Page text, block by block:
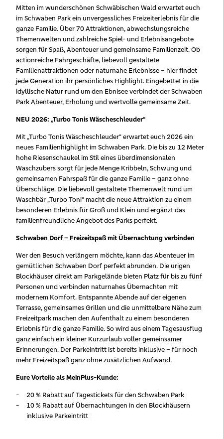
Mitten im wunderschönen Schwäbischen Wald erwartet euch
im Schwaben Park ein unvergessliches Freizeiterlebnis für die
ganze Familie. Über 70 Attraktionen, abwechslungsreiche
Themenwelten und zahlreiche Spiel- und Erlebnisangebote
sorgen für Spaß, Abenteuer und gemeinsame Familienzeit. Ob
actionreiche Fahrgeschäfte, liebevoll gestaltete
Familienattraktionen oder naturnahe Erlebnisse – hier findet
jede Generation ihr persönliches Highlight. Eingebettet in die
idyllische Natur rund um den Ebnisee verbindet der Schwaben
Park Abenteuer, Erholung und wertvolle gemeinsame Zeit.
NEU 2026: „Turbo Tonis Wäscheschleuder“
Mit „Turbo Tonis Wäscheschleuder“ erwartet euch 2026 ein
neues Familienhighlight im Schwaben Park. Die bis zu 12 Meter
hohe Riesenschaukel im Stil eines überdimensionalen
Waschzubers sorgt für jede Menge Kribbeln, Schwung und
gemeinsamen Fahrspaß für die ganze Familie – ganz ohne
Überschläge. Die liebevoll gestaltete Themenwelt rund um
Waschbär „Turbo Toni“ macht die neue Attraktion zu einem
besonderen Erlebnis für Groß und Klein und ergänzt das
familienfreundliche Angebot des Parks perfekt.
Schwaben Dorf – Freizeitspaß mit Übernachtung verbinden
Wer den Besuch verlängern möchte, kann das Abenteuer im
gemütlichen Schwaben Dorf perfekt abrunden. Die urigen
Blockhäuser direkt am Parkgelände bieten Platz für bis zu fünf
Personen und verbinden naturnahes Übernachten mit
modernem Komfort. Entspannte Abende auf der eigenen
Terrasse, gemeinsames Grillen und die unmittelbare Nähe zum
Freizeitpark machen den Aufenthalt zu einem besonderen
Erlebnis für die ganze Familie. So wird aus einem Tagesausflug
ganz einfach ein kleiner Kurzurlaub voller gemeinsamer
Erinnerungen. Der Parkeintritt ist bereits inklusive – für noch
mehr Freizeitspaß ganz ohne zusätzlichen Aufwand.
Eure Vorteile als MeinPlus-Kunde:
20 % Rabatt auf Tagestickets für den Schwaben Park
10 % Rabatt auf Übernachtungen in den Blockhäusern
inklusive Parkeintritt